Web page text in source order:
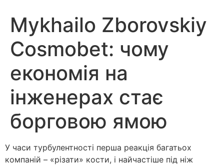
Mykhailo Zborovskiy
Cosmobet: чому
економія на
інженерах стає
борговою ямою
У часи турбулентності перша реакція багатьох
компаній – «різати» кости, і найчастіше під ніж